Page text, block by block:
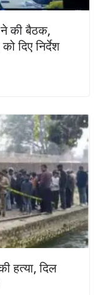
ने की बैठक,
दिए निर्देश
हत्या, दिल